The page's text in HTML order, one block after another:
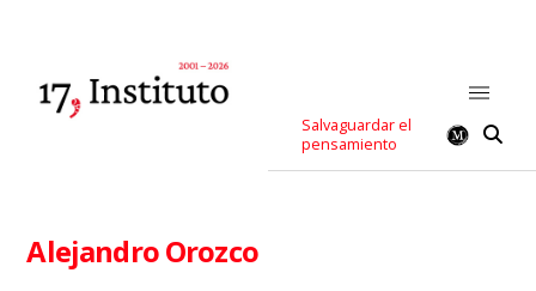
Salvaguardar el
pensamiento
Alejandro Orozco